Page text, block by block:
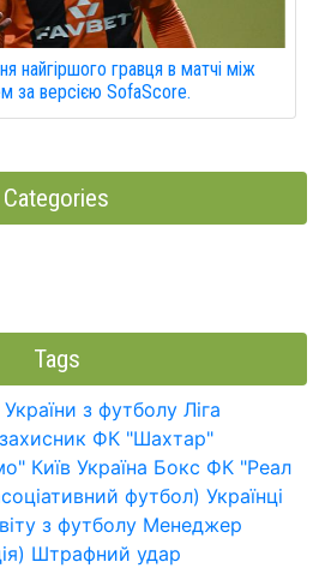
найгіршого гравця в матчі між
за версією SofaScore.
Categories
Tags
з футболу Ліга
ФК "Шахтар"
Київ Україна Бокс ФК "Реал
футбол) Українці
з футболу Менеджер
Штрафний удар